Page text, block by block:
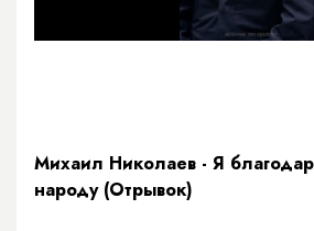
Михаил Николаев - Я
народу (Отрывок)